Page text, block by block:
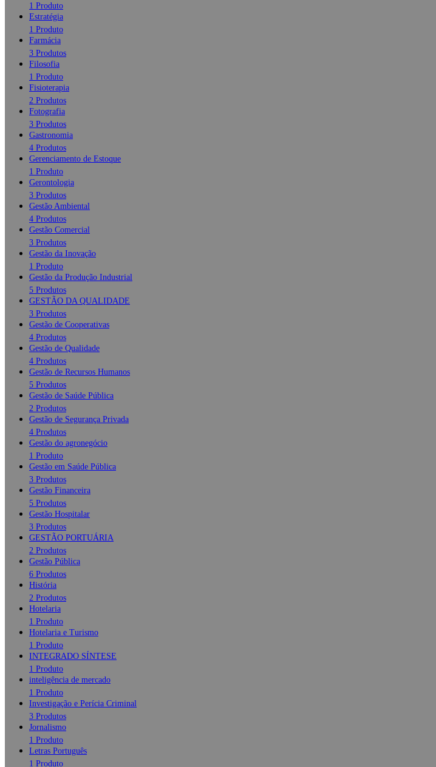
1 Produto
Estratégia
1 Produto
Farmácia
3 Produtos
Filosofia
1 Produto
Fisioterapia
2 Produtos
Fotografia
3 Produtos
Gastronomia
4 Produtos
Gerenciamento de Estoque
1 Produto
Gerontologia
3 Produtos
Gestão Ambiental
4 Produtos
Gestão Comercial
3 Produtos
Gestão da Inovação
1 Produto
Gestão da Produção Industrial
5 Produtos
GESTÃO DA QUALIDADE
3 Produtos
Gestão de Cooperativas
4 Produtos
Gestão de Qualidade
4 Produtos
Gestão de Recursos Humanos
5 Produtos
Gestão de Saúde Pública
2 Produtos
Gestão de Segurança Privada
4 Produtos
Gestão do agronegócio
1 Produto
Gestão em Saúde Pública
3 Produtos
Gestão Financeira
5 Produtos
Gestão Hospitalar
3 Produtos
GESTÃO PORTUÁRIA
2 Produtos
Gestão Pública
6 Produtos
História
2 Produtos
Hotelaria
1 Produto
Hotelaria e Turismo
1 Produto
INTEGRADO SÍNTESE
1 Produto
inteligência de mercado
1 Produto
Investigação e Perícia Criminal
3 Produtos
Jornalismo
1 Produto
Letras Português
1 Produto